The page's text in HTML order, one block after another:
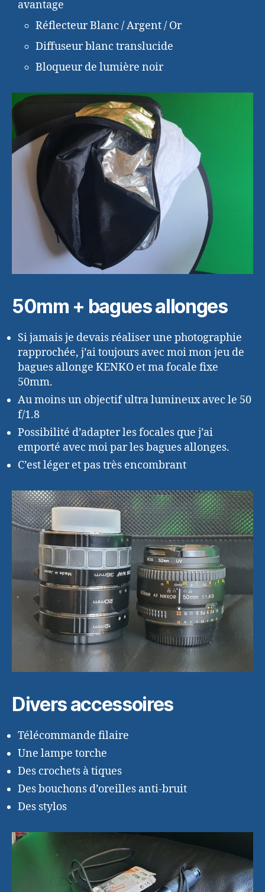
avantage
Réflecteur Blanc / Argent / Or
Diffuseur blanc translucide
Bloqueur de lumière noir
50mm + bagues allonges
Si jamais je devais réaliser une photographie
rapprochée, j’ai toujours avec moi mon jeu de
bagues allonge KENKO et ma focale fixe
50mm.
Au moins un objectif ultra lumineux avec le 50
f/1.8
Possibilité d’adapter les focales que j’ai
emporté avec moi par les bagues allonges.
C’est léger et pas très encombrant
Divers accessoires
Télécommande filaire
Une lampe torche
Des crochets à tiques
Des bouchons d’oreilles anti-bruit
Des stylos